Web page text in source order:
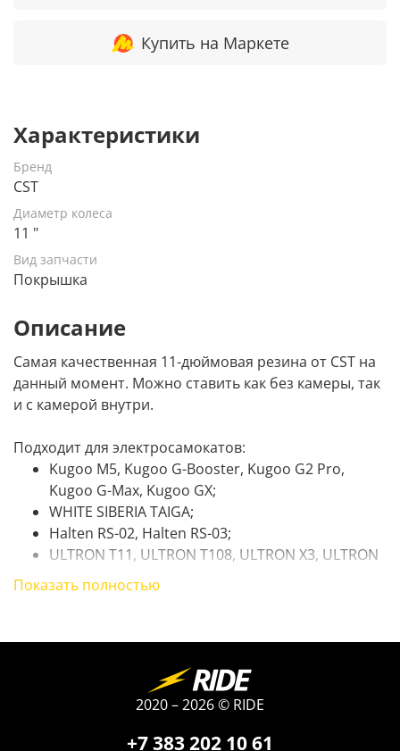
Купить на Маркете
Характеристики
Бренд
CST
Диаметр колеса
11 "
Вид запчасти
Покрышка
Описание
Самая качественная 11-дюймовая резина от CST на
данный момент. Можно ставить как без камеры, так
и с камерой внутри.
Подходит для электросамокатов:
Kugoo M5, Kugoo G-Booster, Kugoo G2 Pro,
Kugoo G-Max, Kugoo GX;
WHITE SIBERIA TAIGA;
Halten RS-02, Halten RS-03;
ULTRON T11, ULTRON T108, ULTRON X3, ULTRON
Yokamura G, Yokamura ULTRA, Yokamura GS,
SPeed Savage S11;
Показать полностью
+7 383 202 10 61
2020 – 2026 © RIDE